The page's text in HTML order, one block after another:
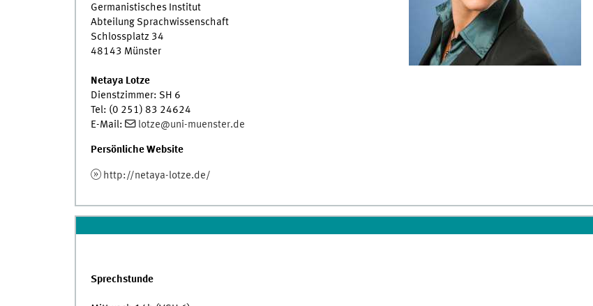
Germanistisches Institut
Abteilung Sprachwissenschaft
Schlossplatz 34
48143 Münster
Netaya Lotze
Dienstzimmer: SH 6
Tel: (0 251) 83 24624
E-Mail:
lotze@uni-muenster.de
Persönliche Website
http://netaya-lotze.de/
Sprechstunde